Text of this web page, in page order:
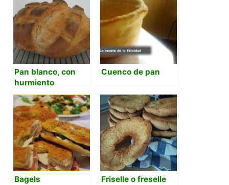
Pan blanco, con
hurmiento
Cuenco de pan
Bagels Friselle o freselle